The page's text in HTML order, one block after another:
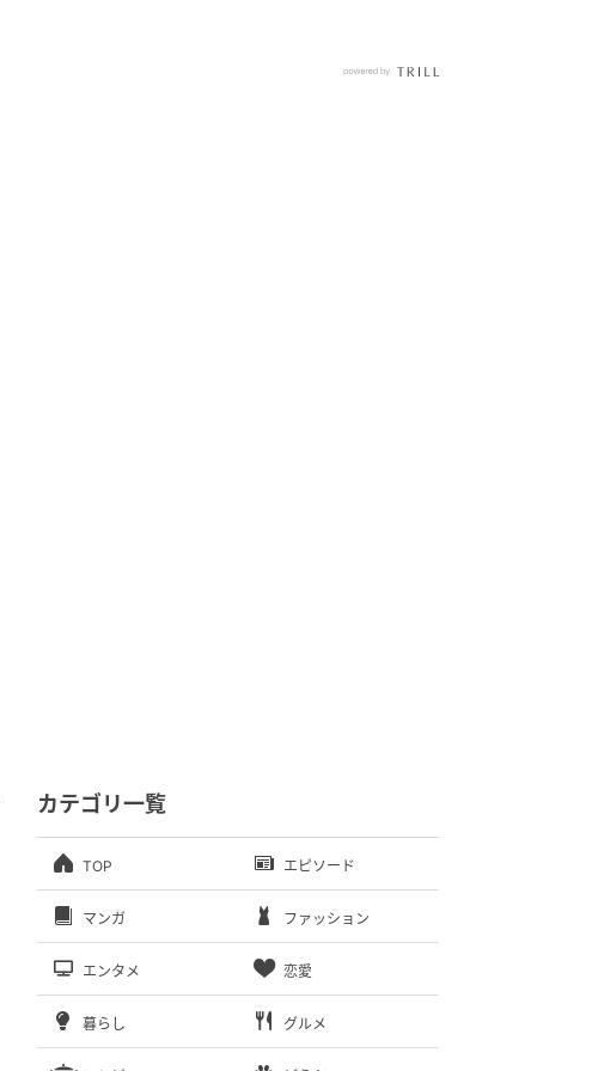
カテゴリ一覧
TOP エピソード
マンガ ファッション
エンタメ 恋愛
暮らし グルメ